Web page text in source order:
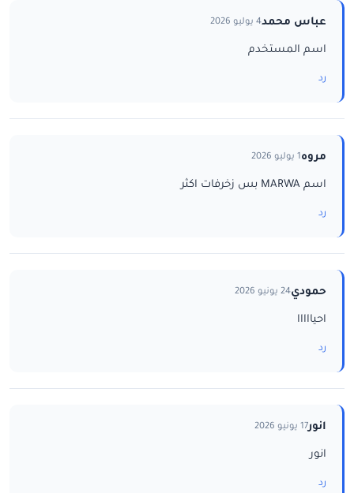
عباس محمد4 يوليو 2026
اسم المستخدم
رد
مروه1 يوليو 2026
اسم MARWA بس زخرفات اكثر
رد
حمودي24 يونيو 2026
احيااااا
رد
انور17 يونيو 2026
انور
رد